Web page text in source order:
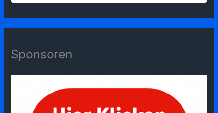
Sponsoren